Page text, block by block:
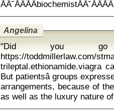
Angelina
"Did you go
https://toddmillerlaw.com/
trileptal.ethionamide.viagra
But patientsâ groups
arrangements, because of